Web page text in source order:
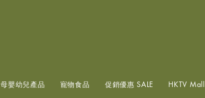
母嬰幼兒產品 寵物食品 促銷優惠 SALE HKTV Mall